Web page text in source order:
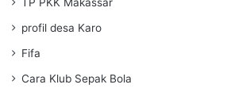
profil desa Karo
Fifa
Cara Klub Sepak Bola